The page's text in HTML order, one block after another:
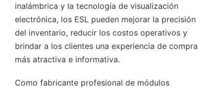
inalámbrica y la tecnología de visualización
electrónica, los ESL pueden mejorar la precisión
del inventario, reducir los costos operativos y
brindar a los clientes una experiencia de compra
más atractiva e informativa.
Como fabricante profesional de módulos